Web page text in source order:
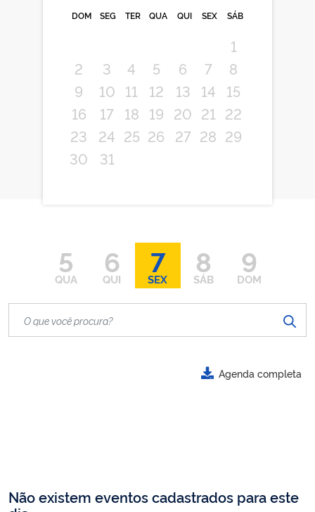
DOM SEG TER QUA QUI SEX SÁB
1
2
3 4 5 6 7
8
9
10 11 12 13 14
15
16
17 18 19 20 21
22
23
24 25 26 27 28 29
30
31
5
QUA
6
QUI
7
SEX
8
SÁB
9
DOM
Agenda completa
Não existem eventos cadastrados para este